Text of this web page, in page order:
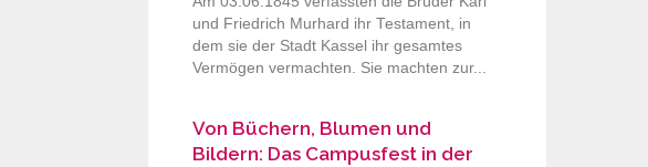
und Friedrich Murhard ihr Testament, in
dem sie der Stadt Kassel ihr gesamtes
Vermögen vermachten. Sie machten zur...
Von Büchern, Blumen und
Bildern: Das Campusfest in der